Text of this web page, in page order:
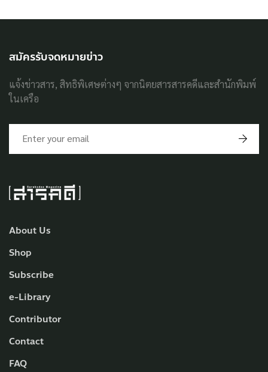
About Us
Shop
Subscribe
e-Library
Contributor
Contact
FAQ
สมัครรับจดหมายข่าว
แจ้งข่าวสาร, สิทธิพิเศษต่างๆ จากนิตยสารสารคดีและสำนักพิมพ์
ในเครือ